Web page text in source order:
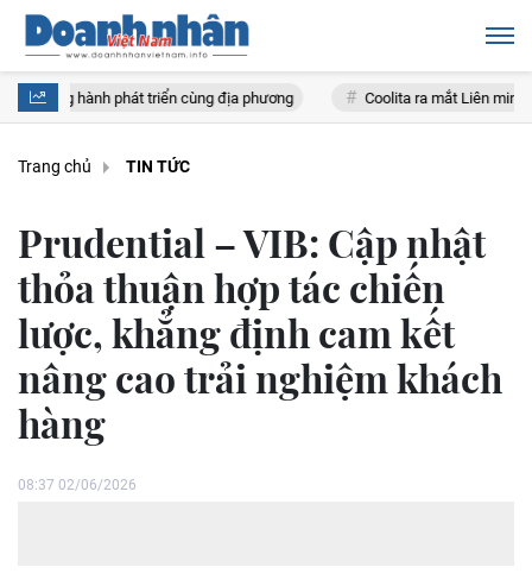
triển cùng địa phương Coolita ra mắt Liên minh Truyền thông
Trang chủ TIN TỨC
Prudential – VIB: Cập nhật
thỏa thuận hợp tác chiến
lược, khẳng định cam kết
nâng cao trải nghiệm khách
hàng
08:37 02/06/2026